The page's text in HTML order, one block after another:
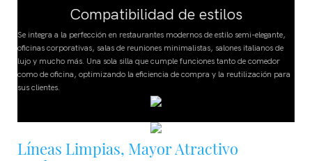
Compatibilidad de estilos
Se integra a la perfección en restaurantes modernos de estilo semi-elegante,
oficinas corporativas, salas de reuniones minimalistas, salones italianos de
lujo y mucho más. Una sola silla que cumple funciones tanto de comedor
como de oficina, optimizando la eficiencia de compra y la reutilización para
sus clientes.
Líneas Limpias, Mayor Atractivo